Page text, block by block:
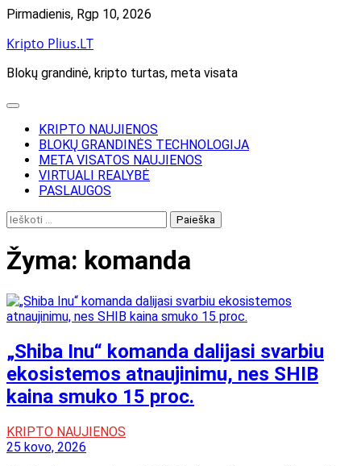
Skip
content
Pirmadienis, Rgp 10, 2026
Kripto Plius.LT
Blokų grandinė, kripto turtas, meta visata
KRIPTO NAUJIENOS
BLOKŲ GRANDINĖS TECHNOLOGIJA
META VISATOS NAUJIENOS
VIRTUALI REALYBĖ
PASLAUGOS
Ieškoti:
Žyma: komanda
„Shiba Inu“ komanda dalijasi svarbiu
ekosistemos atnaujinimu, nes SHIB
kaina smuko 15 proc.
KRIPTO NAUJIENOS
25 kovo, 2026